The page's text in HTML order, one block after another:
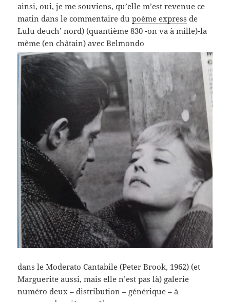
ainsi, oui, je me souviens, qu’elle m’est revenue ce
matin dans le commentaire dupoème express de
Lulu deuch’ nord) (quantième 830 -on va à mille)-la
même (en châtain) avec Belmondo
dans le Moderato Cantabile (Peter Brook, 1962) (et
Marguerite aussi, mais elle n’est pas là) galerie
numéro deux – distribution – générique – à